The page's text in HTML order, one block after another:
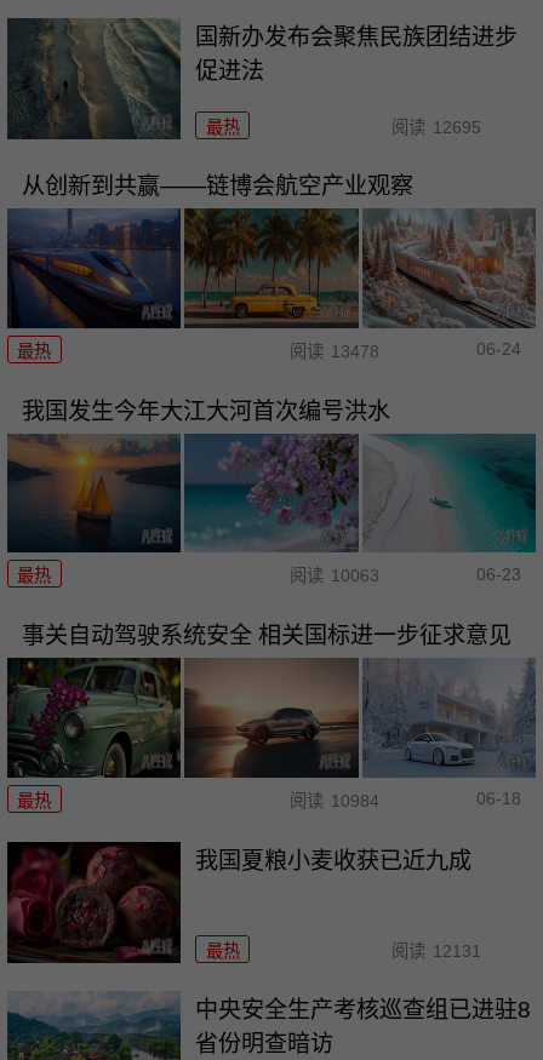
国新办发布会聚焦民族团结进步
促进法
最热 阅读 12695
从创新到共赢——链博会航空产业观察
最热 阅读 13478 06-24
我国发生今年大江大河首次编号洪水
最热 阅读 10063 06-23
事关自动驾驶系统安全 相关国标进一步征求意见
最热 阅读 10984 06-18
我国夏粮小麦收获已近九成
最热 阅读 12131
中央安全生产考核巡查组已进驻8
省份明查暗访